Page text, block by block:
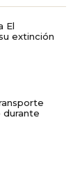
El
extinción